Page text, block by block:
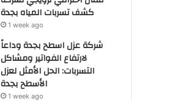
كشف تسربات المياه بجدة
1 week ago
شركة عزل اسطح بجدة وداعاً
لارتفاع الفواتير ومشاكل
التسربات: الحل الأمثل لعزل
الأسطح بجدة
1 week ago